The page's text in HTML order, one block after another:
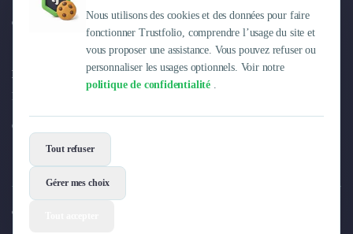
Nous utilisons des cookies et des données pour faire
fonctionner Trustfolio, comprendre l’usage du site et
vous proposer une assistance. Vous pouvez refuser ou
personnaliser les usages optionnels. Voir notre
politique de confidentialité .
Tout refuser
Gérer mes choix
Centre d'aide
Entreprise
Pourquoi Trustfolio ?
Offres d'emploi
© 2026 Trustfolio. Tous droits réservés.